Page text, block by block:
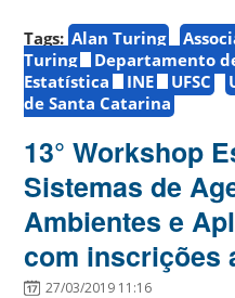
Tags: Alan Turing
Turing
Departamento
Estatística
INE UFSC
de Santa Catarina
13° Workshop
Sistemas de
Ambientes e
com inscrições
27/03/2019 11:16